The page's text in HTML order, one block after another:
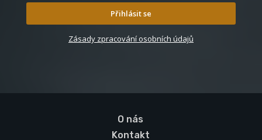
Přihlásit se
Zásady zpracování osobních údajů
O nás
Kontakt